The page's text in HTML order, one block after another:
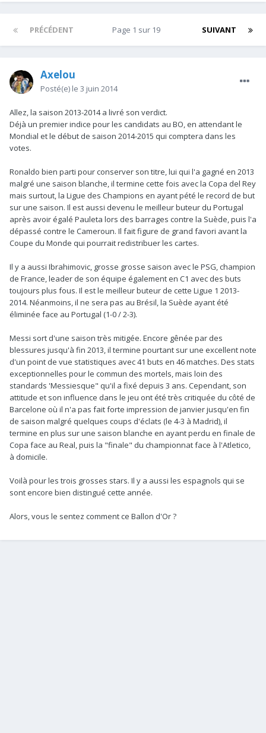
PRÉCÉDENT SUIVANT
Page 1 sur 19
Axelou
Posté(e) le 3 juin 2014
Allez, la saison 2013-2014 a livré son verdict.
Déjà un premier indice pour les candidats au BO, en attendant le
Mondial et le début de saison 2014-2015 qui comptera dans les
votes.
Ronaldo bien parti pour conserver son titre, lui qui l'a gagné en 2013
malgré une saison blanche, il termine cette fois avec la Copa del Rey
mais surtout, la Ligue des Champions en ayant pété le record de but
sur une saison. Il est aussi devenu le meilleur buteur du Portugal
après avoir égalé Pauleta lors des barrages contre la Suède, puis l'a
dépassé contre le Cameroun. Il fait figure de grand favori avant la
Coupe du Monde qui pourrait redistribuer les cartes.
Il y a aussi Ibrahimovic, grosse grosse saison avec le PSG, champion
de France, leader de son équipe également en C1 avec des buts
toujours plus fous. Il est le meilleur buteur de cette Ligue 1 2013-
2014. Néanmoins, il ne sera pas au Brésil, la Suède ayant été
éliminée face au Portugal (1-0 / 2-3).
Messi sort d'une saison très mitigée. Encore gênée par des
blessures jusqu'à fin 2013, il termine pourtant sur une excellent note
d'un point de vue statistiques avec 41 buts en 46 matches. Des stats
exceptionnelles pour le commun des mortels, mais loin des
standards 'Messiesque" qu'il a fixé depuis 3 ans. Cependant, son
attitude et son influence dans le jeu ont été très critiquée du côté de
Barcelone où il n'a pas fait forte impression de janvier jusqu'en fin
de saison malgré quelques coups d'éclats (le 4-3 à Madrid), il
termine en plus sur une saison blanche en ayant perdu en finale de
Copa face au Real, puis la "finale" du championnat face à l'Atletico,
à domicile.
Voilà pour les trois grosses stars. Il y a aussi les espagnols qui se
sont encore bien distingué cette année.
Alors, vous le sentez comment ce Ballon d'Or ?